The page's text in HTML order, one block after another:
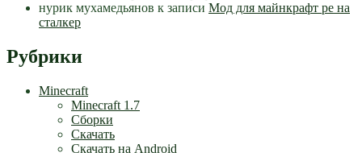
нурик мухамедьянов к записи Мод для майнкрафт pe на
сталкер
Рубрики
Minecraft
Minecraft 1.7
Сборки
Скачать
Скачать на Android